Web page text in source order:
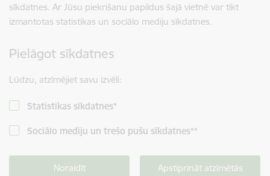
sīkdatnes. Ar Jūsu piekrišanu papildus šajā vietnē var tikt
izmantotas statistikas un sociālo mediju sīkdatnes.
Pielāgot sīkdatnes
Lūdzu, atzīmējiet savu izvēli:
Statistikas sīkdatnes*
Sociālo mediju un trešo pušu sīkdatnes**
Noraidīt Apstiprināt atzīmētās